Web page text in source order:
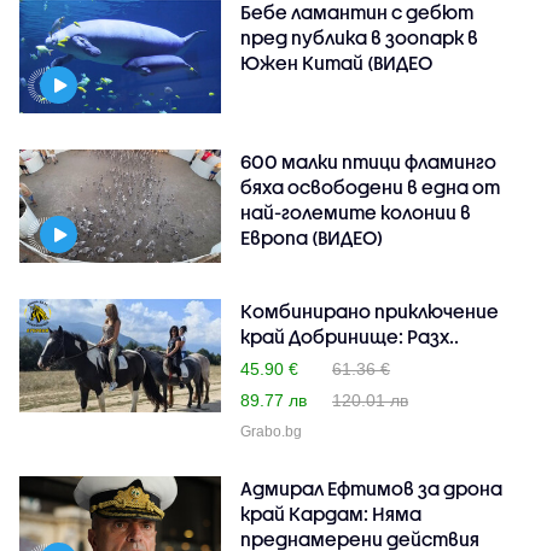
Бебе ламантин с дебют
пред публика в зоопарк в
Южен Китай (ВИДЕО
600 малки птици фламинго
бяха освободени в една от
най-големите колонии в
Европа (ВИДЕО)
Комбинирано приключение
край Добринище: Разх..
45.90 €
61.36 €
89.77 лв
120.01 лв
Grabo.bg
Адмирал Ефтимов за дрона
край Кардам: Няма
преднамерени действия